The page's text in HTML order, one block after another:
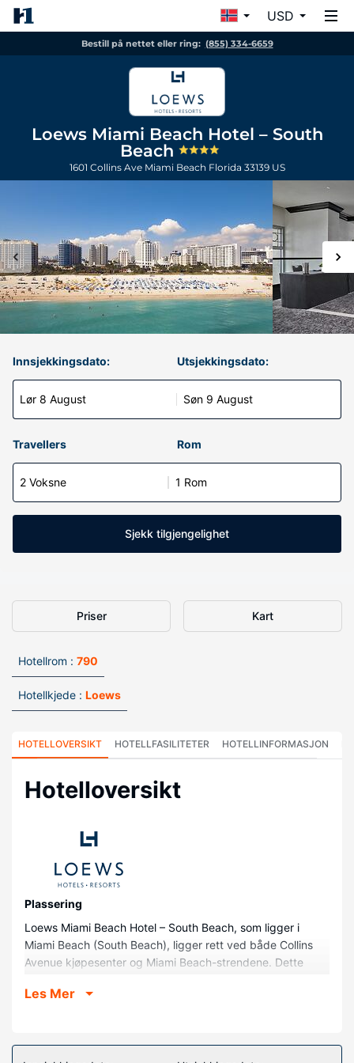
USD
Bestill på nettet eller ring: (855) 334-6659
Loews Miami Beach Hotel – South
Beach
1601 Collins Ave Miami Beach Florida 33139 US
Innsjekkingsdato:
Lør 8 August
Utsjekkingsdato:
Søn 9 August
Travellers Rom
2 Voksne 1 Rom
Sjekk tilgjengelighet
Priser Kart
Hotellrom : 790
Hotellkjede : Loews
HOTELLOVERSIKT HOTELLFASILITETER HOTELLINFORMASJON
Hotelloversikt
Plassering
Loews Miami Beach Hotel – South Beach, som ligger i
Miami Beach (South Beach), ligger rett ved både Collins
Avenue kjøpesenter og Miami Beach-strendene. Dette
Drive og 0,6 mi (1 km) unna Miami Beach
Les Mer